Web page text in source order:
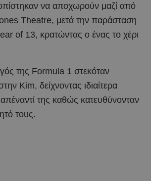
να αποχωρούν μαζί από
Theatre, μετά την παράσταση
of 13, κρατώντας ο ένας το χέρι
της Formula 1 στεκόταν
Kim, δείχνοντας ιδιαίτερα
της καθώς κατευθύνονταν
τους.